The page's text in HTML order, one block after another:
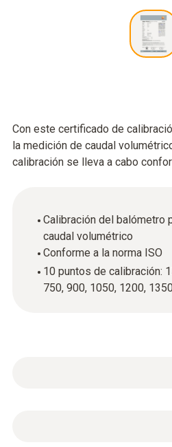
Con este certificado de
la medición de caudal
calibración se lleva a cabo
Calibración del balómetro
caudal volumétrico
Conforme a la norma ISO
10 puntos de calibración:
750, 900, 1050, 1200,
Dondequiera que se